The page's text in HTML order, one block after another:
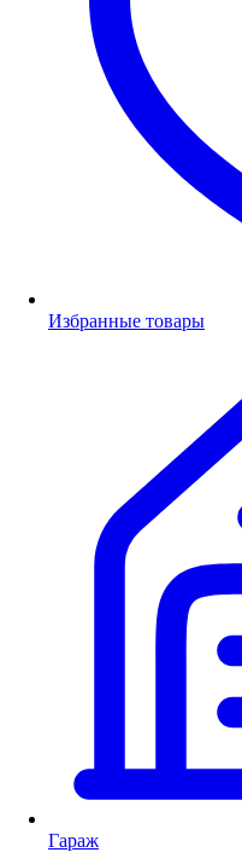
Избранные товары
Гараж